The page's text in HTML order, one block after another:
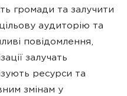
громади та залучити
аудиторію та
повідомлення,
залучать
ресурси та
змінам у